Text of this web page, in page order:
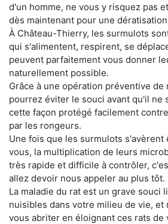
d'un homme, ne vous y risquez pas
dès maintenant pour une
À Château-Thierry, les surmulots
qui s'alimentent, respirent, se
peuvent parfaitement vous donner
naturellement possible.
Grâce à une opération préventive
pourrez éviter le souci avant qu'il ne
cette façon protégé facilement
par les rongeurs.
Une fois que les surmulots s'avèrent
vous, la multiplication de leurs
très rapide et difficile à contrôler,
allez devoir nous appeler au plus tôt.
La maladie du rat est un grave souci
nuisibles dans votre milieu de vie, et
vous abriter en éloignant ces rats de